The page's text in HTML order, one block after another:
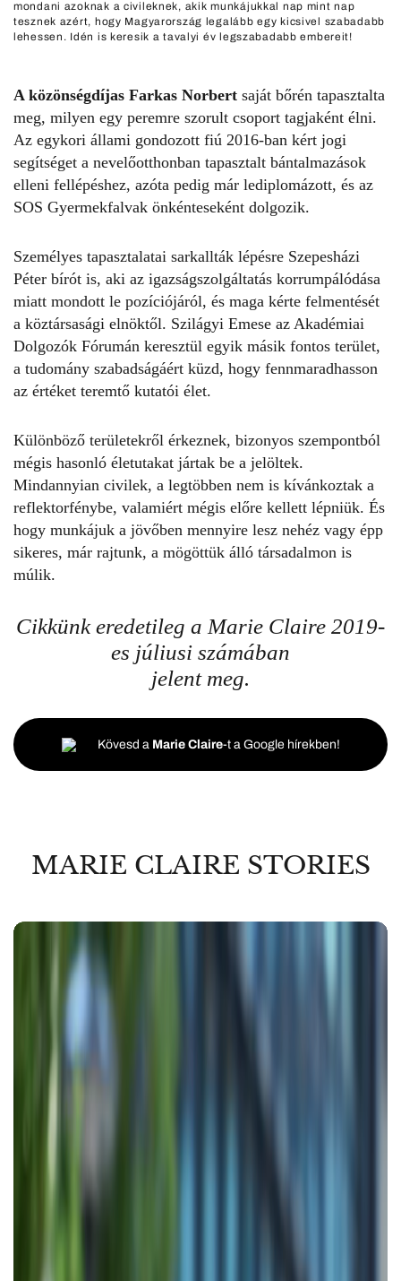
mondani azoknak a civileknek, akik munkájukkal nap mint nap
tesznek azért, hogy Magyarország legalább egy kicsivel szabadabb
lehessen. Idén is keresik a tavalyi év legszabadabb embereit!
A közönségdíjas Farkas Norbert saját bőrén tapasztalta
meg, milyen egy peremre szorult csoport tagjaként élni.
Az egykori állami gondozott fiú 2016-ban kért jogi
segítséget a nevelőotthonban tapasztalt bántalmazások
elleni fellépéshez, azóta pedig már lediplomázott, és az
SOS Gyermekfalvak önkénteseként dolgozik.
Személyes tapasztalatai sarkallták lépésre Szepesházi
Péter bírót is, aki az igazságszolgáltatás korrumpálódása
miatt mondott le pozíciójáról, és maga kérte felmentését
a köztársasági elnöktől. Szilágyi Emese az Akadémiai
Dolgozók Fórumán keresztül egyik másik fontos terület,
a tudomány szabadságáért küzd, hogy fennmaradhasson
az értéket teremtő kutatói élet.
Különböző területekről érkeznek, bizonyos szempontból
mégis hasonló életutakat jártak be a jelöltek.
Mindannyian civilek, a legtöbben nem is kívánkoztak a
reflektorfénybe, valamiért mégis előre kellett lépniük. És
hogy munkájuk a jövőben mennyire lesz nehéz vagy épp
sikeres, már rajtunk, a mögöttük álló társadalmon is
múlik.
Cikkünk eredetileg a Marie Claire 2019-
es júliusi számában
jelent meg.
Kövesd a Marie Claire-t a Google hírekben!
MARIE CLAIRE STORIES